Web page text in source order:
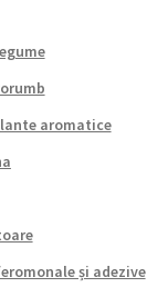
aromatice
și adezive